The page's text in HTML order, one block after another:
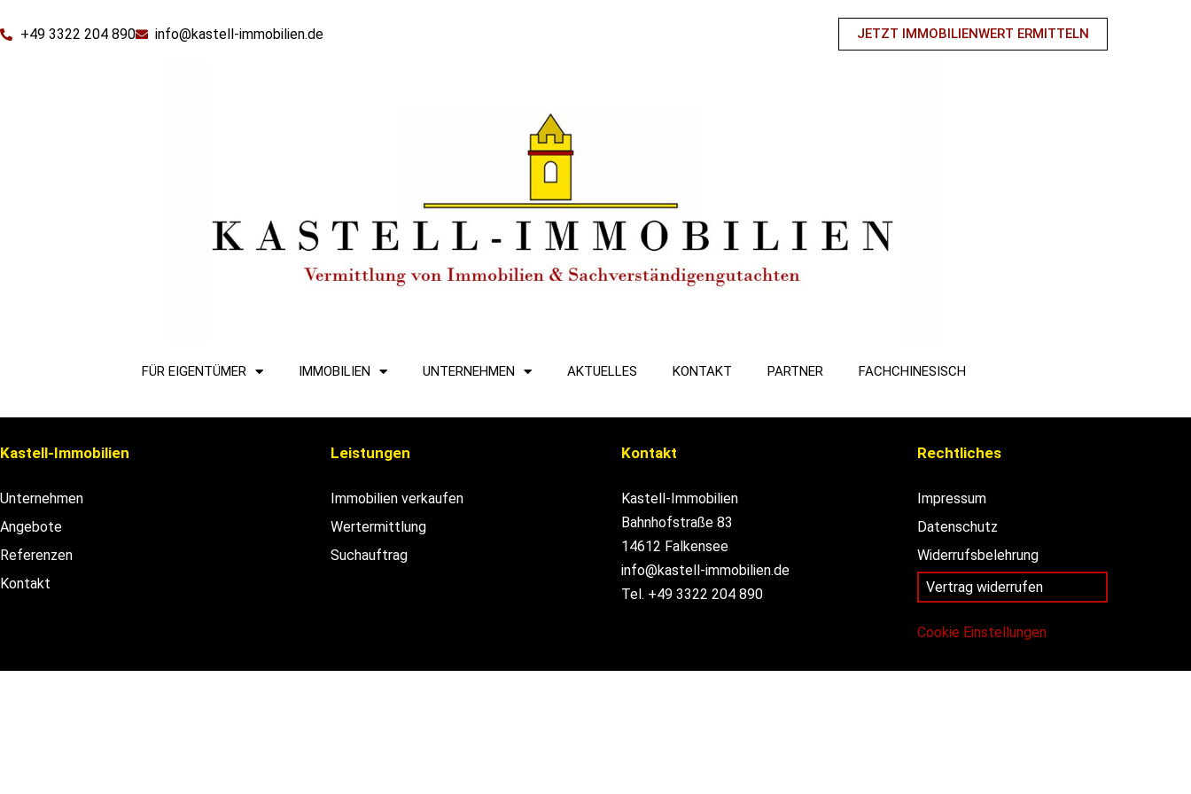
+49 3322 204 890 info@kastell-immobilien.de JETZT IMMOBILIENWERT ERMITTELN
FÜR EIGENTÜMER IMMOBILIEN UNTERNEHMEN AKTUELLES KONTAKT PARTNER FACHCHINESISCH
Kastell-Immobilien
Unternehmen
Angebote
Referenzen
Kontakt
Leistungen
Immobilien verkaufen
Wertermittlung
Suchauftrag
Kontakt
Kastell-Immobilien
Bahnhofstraße 83
14612 Falkensee
info@kastell-immobilien.de
Tel. +49 3322 204 890
Rechtliches
Impressum
Datenschutz
Widerrufsbelehrung
Vertrag widerrufen
Cookie Einstellungen